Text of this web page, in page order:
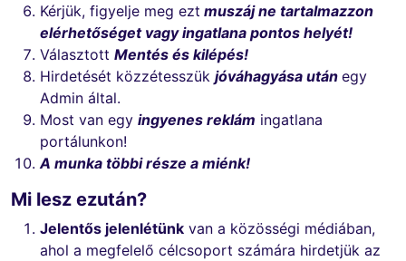
Kérjük, figyelje meg ezt muszáj ne tartalmazzon
elérhetőséget vagy ingatlana pontos helyét!
Választott Mentés és kilépés!
Hirdetését közzétesszük jóváhagyása után egy
Admin által.
Most van egy ingyenes reklám ingatlana
portálunkon!
A munka többi része a miénk!
Mi lesz ezután?
Jelentős jelenlétünk van a közösségi médiában,
ahol a megfelelő célcsoport számára hirdetjük az